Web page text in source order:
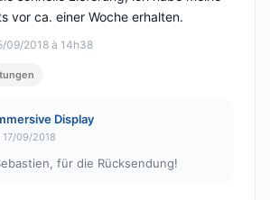
09/2018 à 14h38
vor ca. einer Woche erhalten.
Display
09/2018
für die Rücksendung!